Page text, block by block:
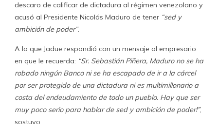
descaro de calificar de dictadura al régimen venezolano y
acusó al Presidente Nicolás Maduro de tener “sed y
ambición de poder”.
A lo que Jadue respondió con un mensaje al empresario
en que le recuerda: “Sr. Sebastián Piñera, Maduro no se ha
robado ningún Banco ni se ha escapado de ir a la cárcel
por ser protegido de una dictadura ni es multimillonario a
costa del endeudamiento de todo un pueblo. Hay que ser
muy poco serio para hablar de sed y ambición de poder!”,
sostuvo.